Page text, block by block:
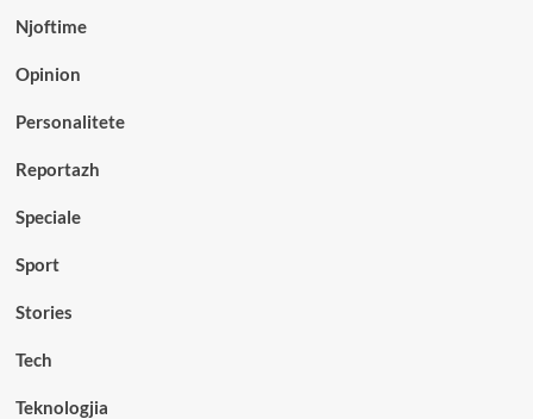
Njoftime
Opinion
Personalitete
Reportazh
Speciale
Sport
Stories
Tech
Teknologjia